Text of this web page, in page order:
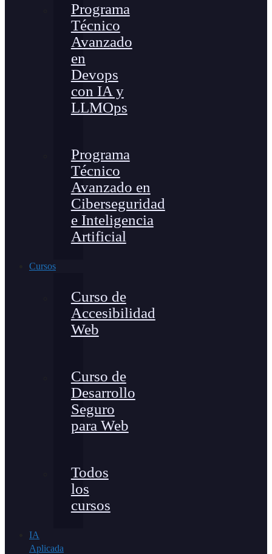
Programa
Técnico
Avanzado
en
Devops
con IA y
LLMOps
Programa
Técnico
Avanzado en
Ciberseguridad
e Inteligencia
Artificial
Cursos
Curso de
Accesibilidad
Web
Curso de
Desarrollo
Seguro
para Web
Todos
los
cursos
IA
Aplicada